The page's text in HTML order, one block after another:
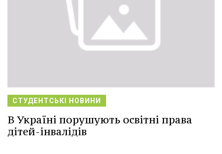
СТУДЕНТСЬКІ НОВИНИ
В Україні порушують освітні права
дітей-інвалідів